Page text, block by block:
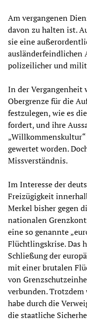
Am vergangenen
davon zu halten ist.
sie eine
ausländerfeindlichen
polizeilicher und
In der Vergangenheit
Obergrenze für die
festzulegen, wie es
fordert, und ihre
gewertet worden.
Missverständnis.
Im Interesse der
Freizügigkeit
Merkel bisher gegen
nationalen
eine so genannte
Flüchtlingskrise. Das
Schließung der
mit einer brutalen
von
verbunden.
habe durch die
die staatliche